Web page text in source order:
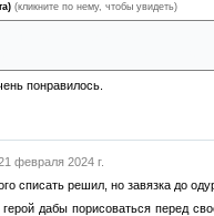
(кликните по нему, чтобы увидеть)
понравилось.
февраля 2024 г.
списать решил, но завязка до
дабы порисоваться перед